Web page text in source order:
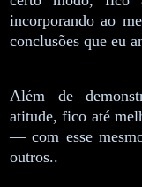
incorporando ao
conclusões que eu
Além de
atitude, fico até
— com esse
outros..